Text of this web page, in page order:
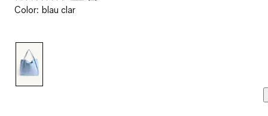
Color: blau clar